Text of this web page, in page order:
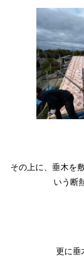
その上に、垂木を
いう断
更に垂